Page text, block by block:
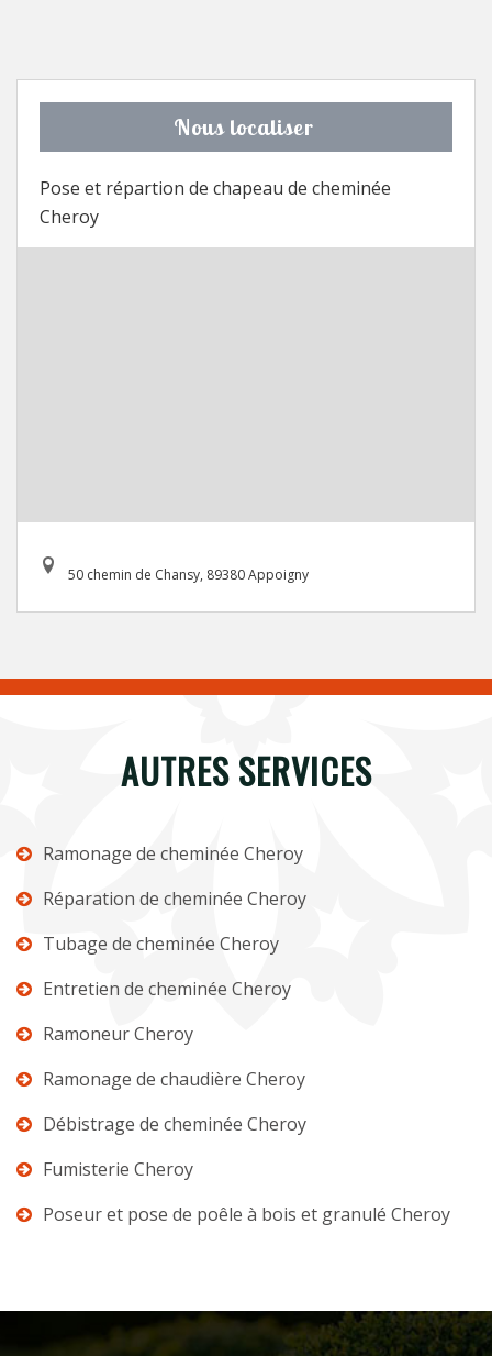
Nous localiser
Pose et répartion de chapeau de cheminée
Cheroy
50 chemin de Chansy, 89380 Appoigny
AUTRES SERVICES
Ramonage de cheminée Cheroy
Réparation de cheminée Cheroy
Tubage de cheminée Cheroy
Entretien de cheminée Cheroy
Ramoneur Cheroy
Ramonage de chaudière Cheroy
Débistrage de cheminée Cheroy
Fumisterie Cheroy
Poseur et pose de poêle à bois et granulé Cheroy